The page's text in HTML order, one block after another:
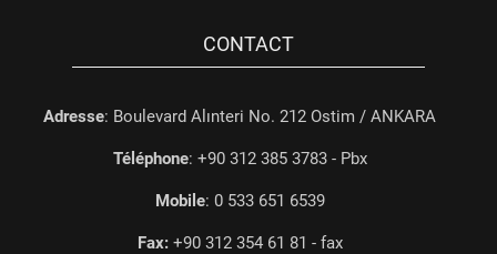
CONTACT
Adresse: Boulevard Alınteri No. 212 Ostim / ANKARA
Téléphone: +90 312 385 3783 - Pbx
Mobile: 0 533 651 6539
Fax:+90 312 354 61 81 - fax